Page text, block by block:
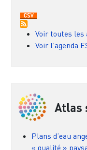
Voir toutes les
Voir l'agenda
Atlas
Plans d’eau
« qualité »